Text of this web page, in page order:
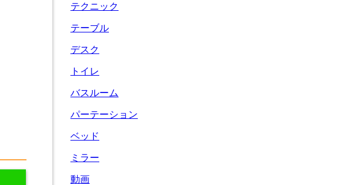
テクニック
テーブル
デスク
トイレ
バスルーム
パーテーション
ベッド
ミラー
動画